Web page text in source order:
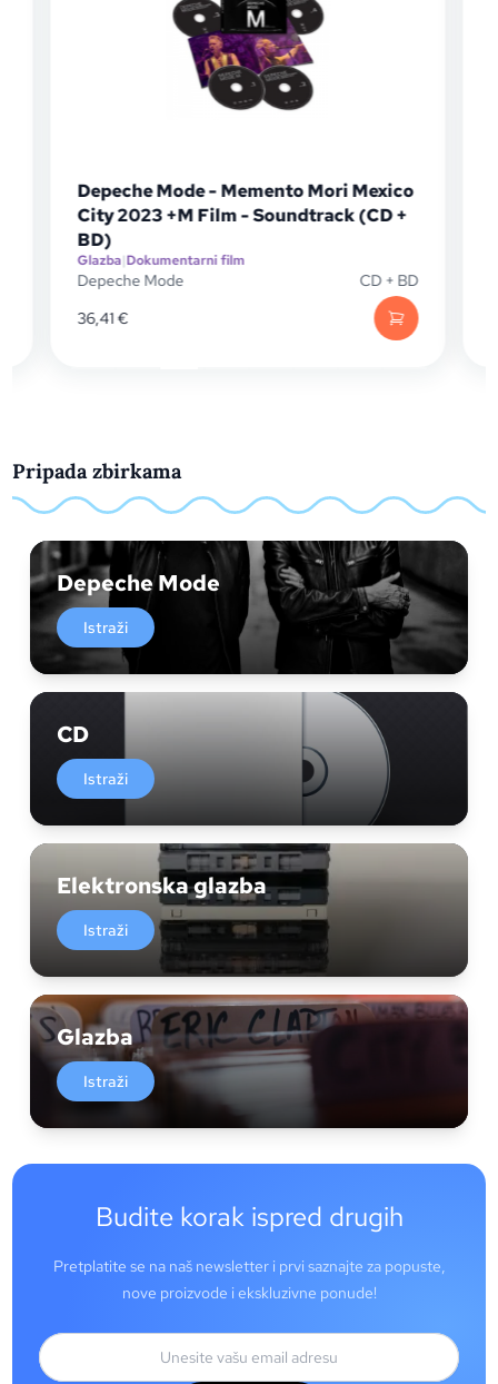
Depeche Mode - Memento Mori Mexico
City 2023 +M Film - Soundtrack (CD +
BD)
Glazba|Dokumentarni film
Depeche Mode
CD + BD
36,41€
Pripada zbirkama
Depeche Mode
Istraži
CD
Istraži
Elektronska glazba
Istraži
Glazba
Istraži
Budite korak ispred drugih
Pretplatite se na naš newsletter i prvi saznajte za popuste,
nove proizvode i ekskluzivne ponude!